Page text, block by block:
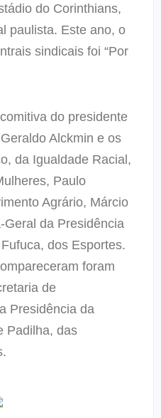
do Corinthians,
paulista. Este ano, o
sindicais foi “Por
do presidente
Alckmin e os
da Igualdade Racial,
Paulo
Agrário, Márcio
Geral da Presidência
dos Esportes.
foram
de
Presidência da
Padilha, das